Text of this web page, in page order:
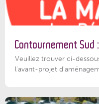
Contournement
Veuillez trouver ci-
l'avant-projet